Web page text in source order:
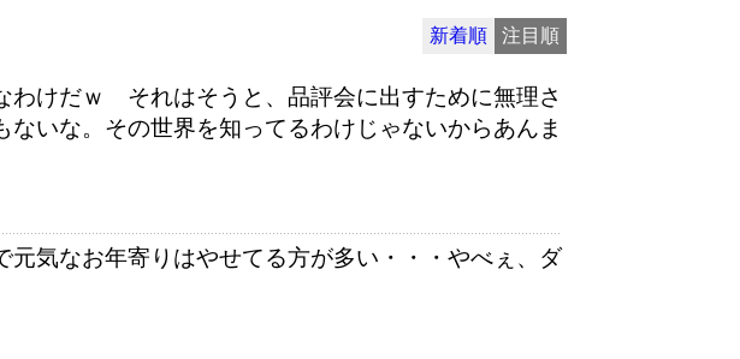
新着順 注目順
わけだｗ それはそうと、品評会に出すために無理さ
ないな。その世界を知ってるわけじゃないからあんま
元気なお年寄りはやせてる方が多い・・・やべぇ、ダ